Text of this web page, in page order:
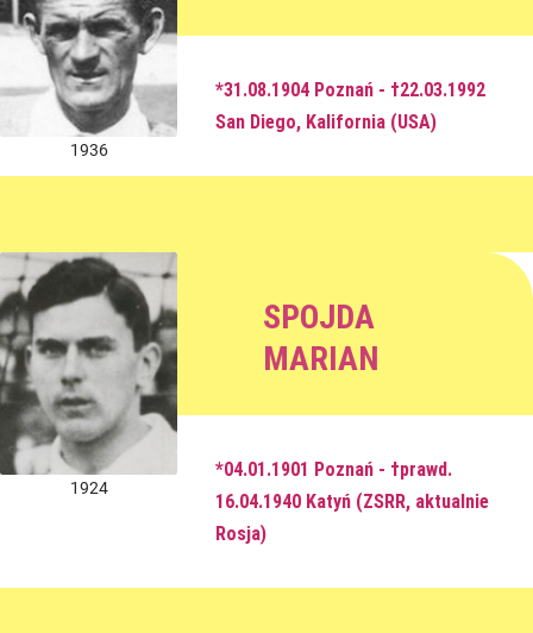
1936
*31.08.1904 Poznań - †22.03.1992
San Diego, Kalifornia (USA)
1924
SPOJDA
MARIAN
*04.01.1901 Poznań - †prawd.
16.04.1940 Katyń (ZSRR, aktualnie
Rosja)